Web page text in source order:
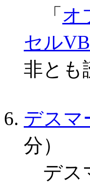
「 オ
セル
非とも
デスマ
分）
デス